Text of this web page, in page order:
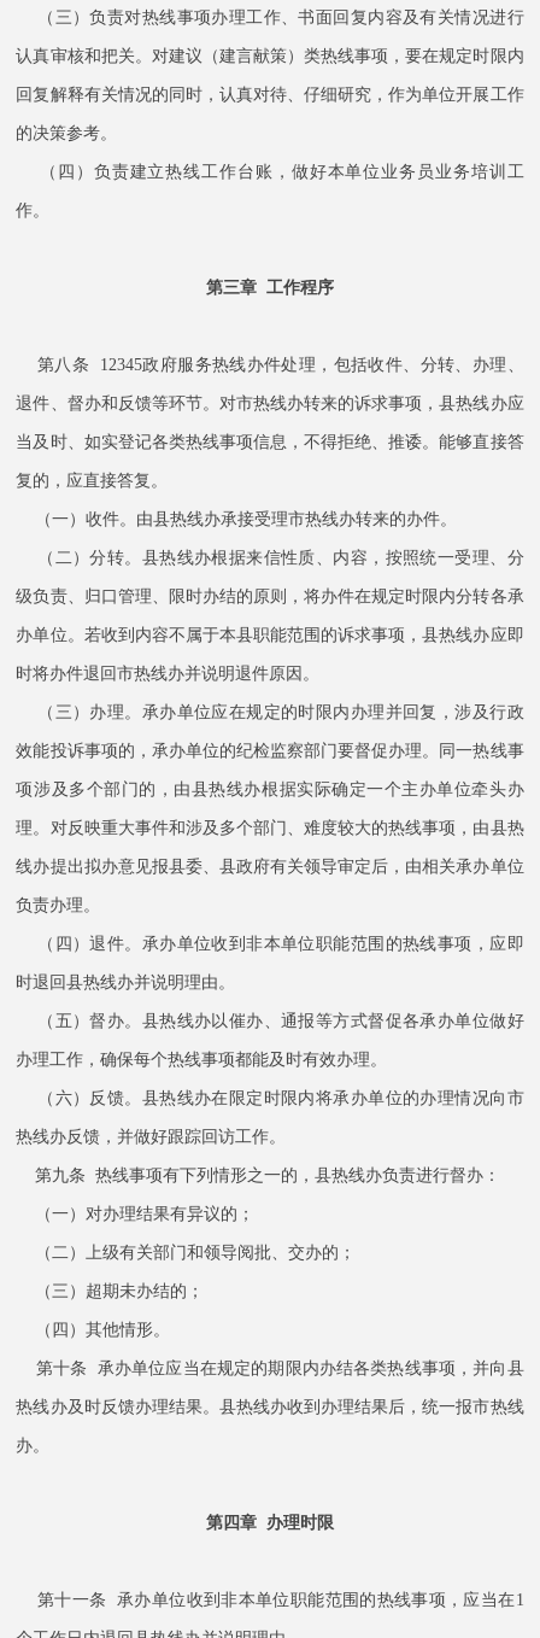
（三）负责对热线事项办理工作、书面回复内容及有关情况进行
认真审核和把关。对建议（建言献策）类热线事项，要在规定时限内
回复解释有关情况的同时，认真对待、仔细研究，作为单位开展工作
的决策参考。
（四）负责建立热线工作台账，做好本单位业务员业务培训工
作。
第三章 工作程序
第八条 12345政府服务热线办件处理，包括收件、分转、办理、
退件、督办和反馈等环节。对市热线办转来的诉求事项，县热线办应
当及时、如实登记各类热线事项信息，不得拒绝、推诿。能够直接答
复的，应直接答复。
（一）收件。由县热线办承接受理市热线办转来的办件。
（二）分转。县热线办根据来信性质、内容，按照统一受理、分
级负责、归口管理、限时办结的原则，将办件在规定时限内分转各承
办单位。若收到内容不属于本县职能范围的诉求事项，县热线办应即
时将办件退回市热线办并说明退件原因。
（三）办理。承办单位应在规定的时限内办理并回复，涉及行政
效能投诉事项的，承办单位的纪检监察部门要督促办理。同一热线事
项涉及多个部门的，由县热线办根据实际确定一个主办单位牵头办
理。对反映重大事件和涉及多个部门、难度较大的热线事项，由县热
线办提出拟办意见报县委、县政府有关领导审定后，由相关承办单位
负责办理。
（四）退件。承办单位收到非本单位职能范围的热线事项，应即
时退回县热线办并说明理由。
（五）督办。县热线办以催办、通报等方式督促各承办单位做好
办理工作，确保每个热线事项都能及时有效办理。
（六）反馈。县热线办在限定时限内将承办单位的办理情况向市
热线办反馈，并做好跟踪回访工作。
第九条 热线事项有下列情形之一的，县热线办负责进行督办：
（一）对办理结果有异议的；
（二）上级有关部门和领导阅批、交办的；
（三）超期未办结的；
（四）其他情形。
第十条 承办单位应当在规定的期限内办结各类热线事项，并向县
热线办及时反馈办理结果。县热线办收到办理结果后，统一报市热线
办。
第四章 办理时限
第十一条 承办单位收到非本单位职能范围的热线事项，应当在1